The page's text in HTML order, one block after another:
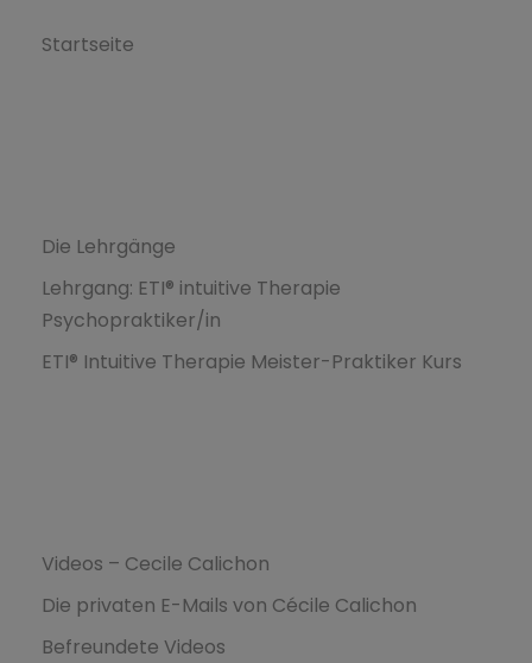
Startseite
Die Lehrgänge
Lehrgang: ETI® intuitive Therapie
Psychopraktiker/in
ETI® Intuitive Therapie Meister-Praktiker Kurs
Videos – Cecile Calichon
Die privaten E-Mails von Cécile Calichon
Befreundete Videos